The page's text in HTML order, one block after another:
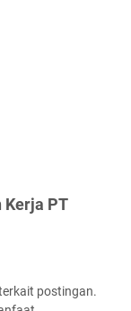
Kerja PT
postingan.